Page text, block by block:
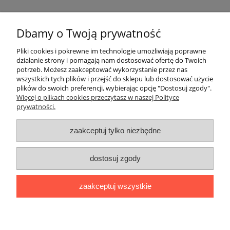
Płatności i dostawa
Informacje
O nas
Witosz i Spółka
44-203 Rybnik ul. Brzezińska 50c
telefon:511760570
Facebook
Dbamy o Twoją prywatność
Pliki cookies i pokrewne im technologie umożliwiają poprawne
działanie strony i pomagają nam dostosować ofertę do Twoich
potrzeb. Możesz zaakceptować wykorzystanie przez nas
wszystkich tych plików i przejść do sklepu lub dostosować użycie
plików do swoich preferencji, wybierając opcję "Dostosuj zgody".
Więcej o plikach cookies przeczytasz w naszej Polityce
prywatności.
zaakceptuj tylko niezbędne
dostosuj zgody
zaakceptuj wszystkie